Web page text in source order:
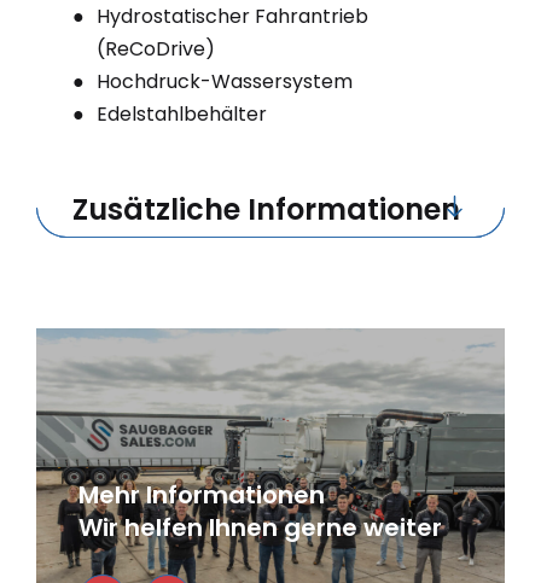
Mehr Informationen
Wir helfen Ihnen gerne weiter
Hydrostatischer Fahrantrieb
(ReCoDrive)
Hochdruck-Wassersystem
Edelstahlbehälter
Zusätzliche Informationen